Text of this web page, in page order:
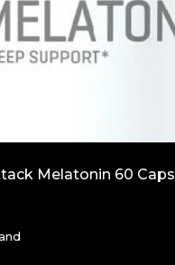
Melatonin 60 Caps